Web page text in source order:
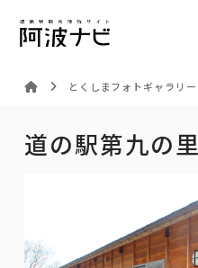
とくしまフォトギャラリー
道の駅第九の里